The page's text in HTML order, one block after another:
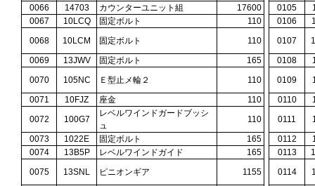
0066
14703 カウンターユニット組 17600 0105
0067
10LCQ 固定ボルト 110 0106
0068
10LCM 固定ボルト 110 0107
0069
13JWV 固定ボルト 165 0108
0070
105NC Ｅ型止メ輪２ 110 0109
0071
10FJZ 座金 110 0110
0072
100G7
レベルワインドガードブッシ
ュ
110 0111
0073
1022E 固定ボルト 165 0112
0074
13B5P レベルワインドガイド 165 0113
0075
13SNL ピニオンギア 1155 0114